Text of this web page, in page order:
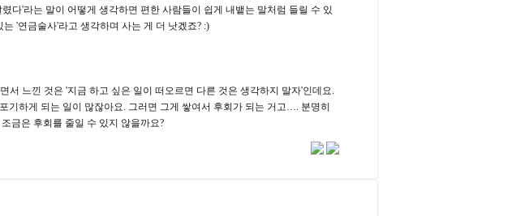
다'라는 말이 어떻게 생각하면 편한 사람들이 쉽게 내뱉는 말처럼 들릴 수 있
'연금술사'라고 생각하며 사는 게 더 낫겠죠? :)
서 느낀 것은 '지금 하고 싶은 일이 떠오르면 다른 것은 생각하지 말자'인데요.
기하게 되는 일이 많잖아요. 그러면 그게 쌓여서 후회가 되는 거고…. 분명히
금은 후회를 줄일 수 있지 않을까요?